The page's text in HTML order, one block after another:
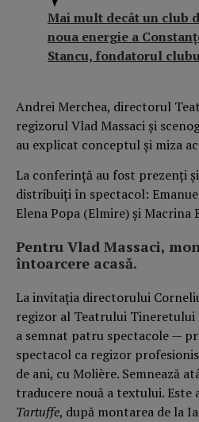
Mai mult decât un club
noua energie a
Stancu, fondatorul
Andrei Merchea, directorul
regizorul Vlad Massaci și
au explicat conceptul și miza
La conferință au fost prezenți
distribuiți în spectacol:
Elena Popa (Elmire) și Macrina
Pentru Vlad Massaci,
întoarcere acasă.
La invitația directorului
regizor al Teatrului Tineretului
a semnat patru spectacole —
spectacol ca regizor
de ani, cu Molière. Semnează
traducere nouă a textului. Este
Tartuffe, după montarea de la